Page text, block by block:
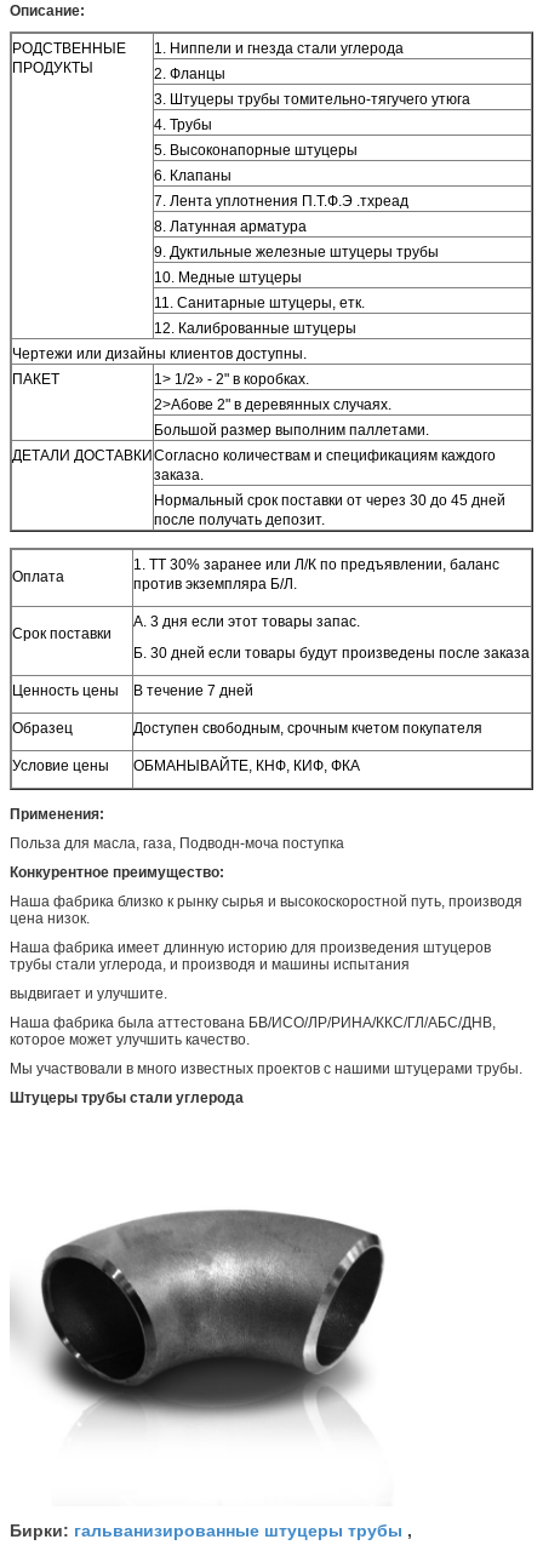
Описание:
РОДСТВЕННЫЕ
ПРОДУКТЫ
1. Ниппели и гнезда стали углерода
2. Фланцы
3. Штуцеры трубы томительно-тягучего утюга
4. Трубы
5. Высоконапорные штуцеры
6. Клапаны
7. Лента уплотнения П.Т.Ф.Э .тхреад
8. Латунная арматура
9. Дуктильные железные штуцеры трубы
10. Медные штуцеры
11. Санитарные штуцеры, етк.
12. Калиброванные штуцеры
Чертежи или дизайны клиентов доступны.
ПАКЕТ
1> 1/2» - 2" в коробках.
2>Абове 2" в деревянных случаях.
Большой размер выполним паллетами.
ДЕТАЛИ ДОСТАВКИСогласно количествам и спецификациям каждого
заказа.
Нормальный срок поставки от через 30 до 45 дней
после получать депозит.
Оплата
1. ТТ 30% заранее или Л/К по предъявлении, баланс
против экземпляра Б/Л.
Срок поставки
А. 3 дня если этот товары запас.
Б. 30 дней если товары будут произведены после заказа
Ценность цены В течение 7 дней
Образец Доступен свободным, срочным кчетом покупателя
Условие цены ОБМАНЫВАЙТЕ, КНФ, КИФ, ФКА
Применения:
Польза для масла, газа, Подводн-моча поступка
Конкурентное преимущество:
Наша фабрика близко к рынку сырья и высокоскоростной путь, производя
цена низок.
Наша фабрика имеет длинную историю для произведения штуцеров
трубы стали углерода, и производя и машины испытания
выдвигает и улучшите.
Наша фабрика была аттестована БВ/ИСО/ЛР/РИНА/ККС/ГЛ/АБС/ДНВ,
которое может улучшить качество.
Мы участвовали в много известных проектов с нашими штуцерами трубы.
Штуцеры трубы стали углерода
Бирки: гальванизированные штуцеры трубы ,